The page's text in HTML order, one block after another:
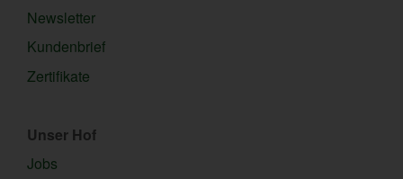
Newsletter
Kundenbrief
Zertifikate
Unser Hof
Jobs